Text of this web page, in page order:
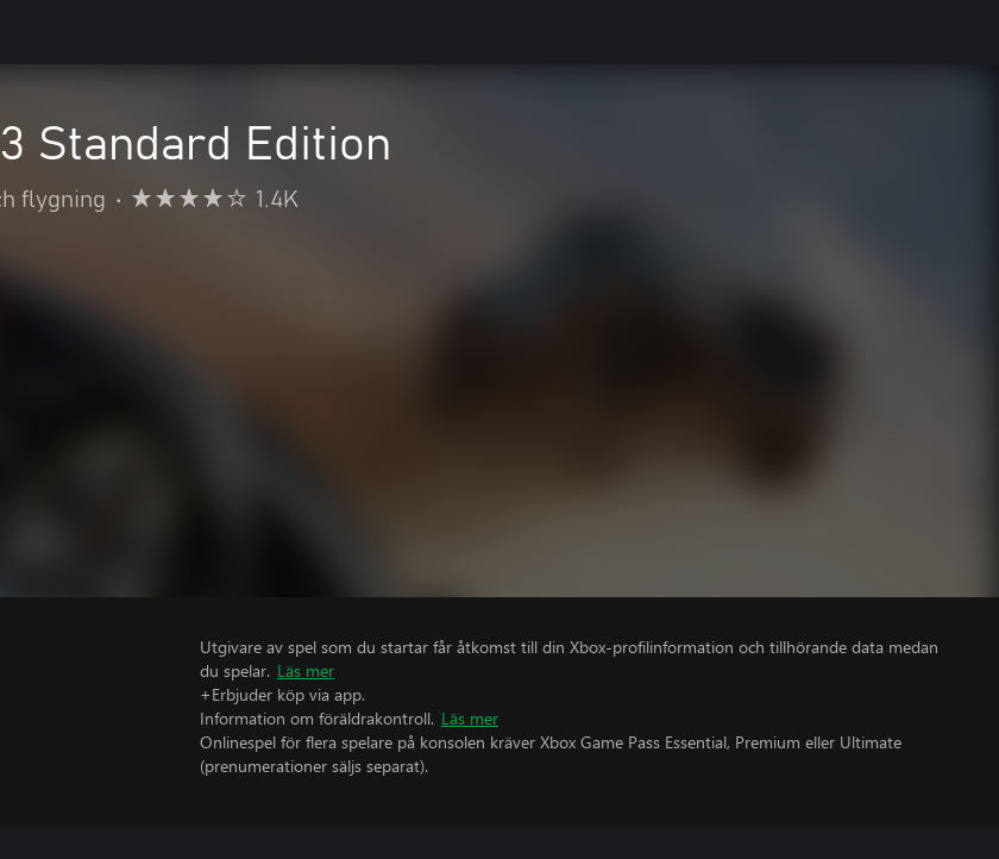
Standard Edition
flygning • 1.4K
Utgivare av spel som du startar får åtkomst till din Xbox-profilinformation och tillhörande data medan
du spelar. Läs mer
+Erbjuder köp via app.
Information om föräldrakontroll. Läs mer
Onlinespel för flera spelare på konsolen kräver Xbox Game Pass Essential, Premium eller Ultimate
(prenumerationer säljs separat).